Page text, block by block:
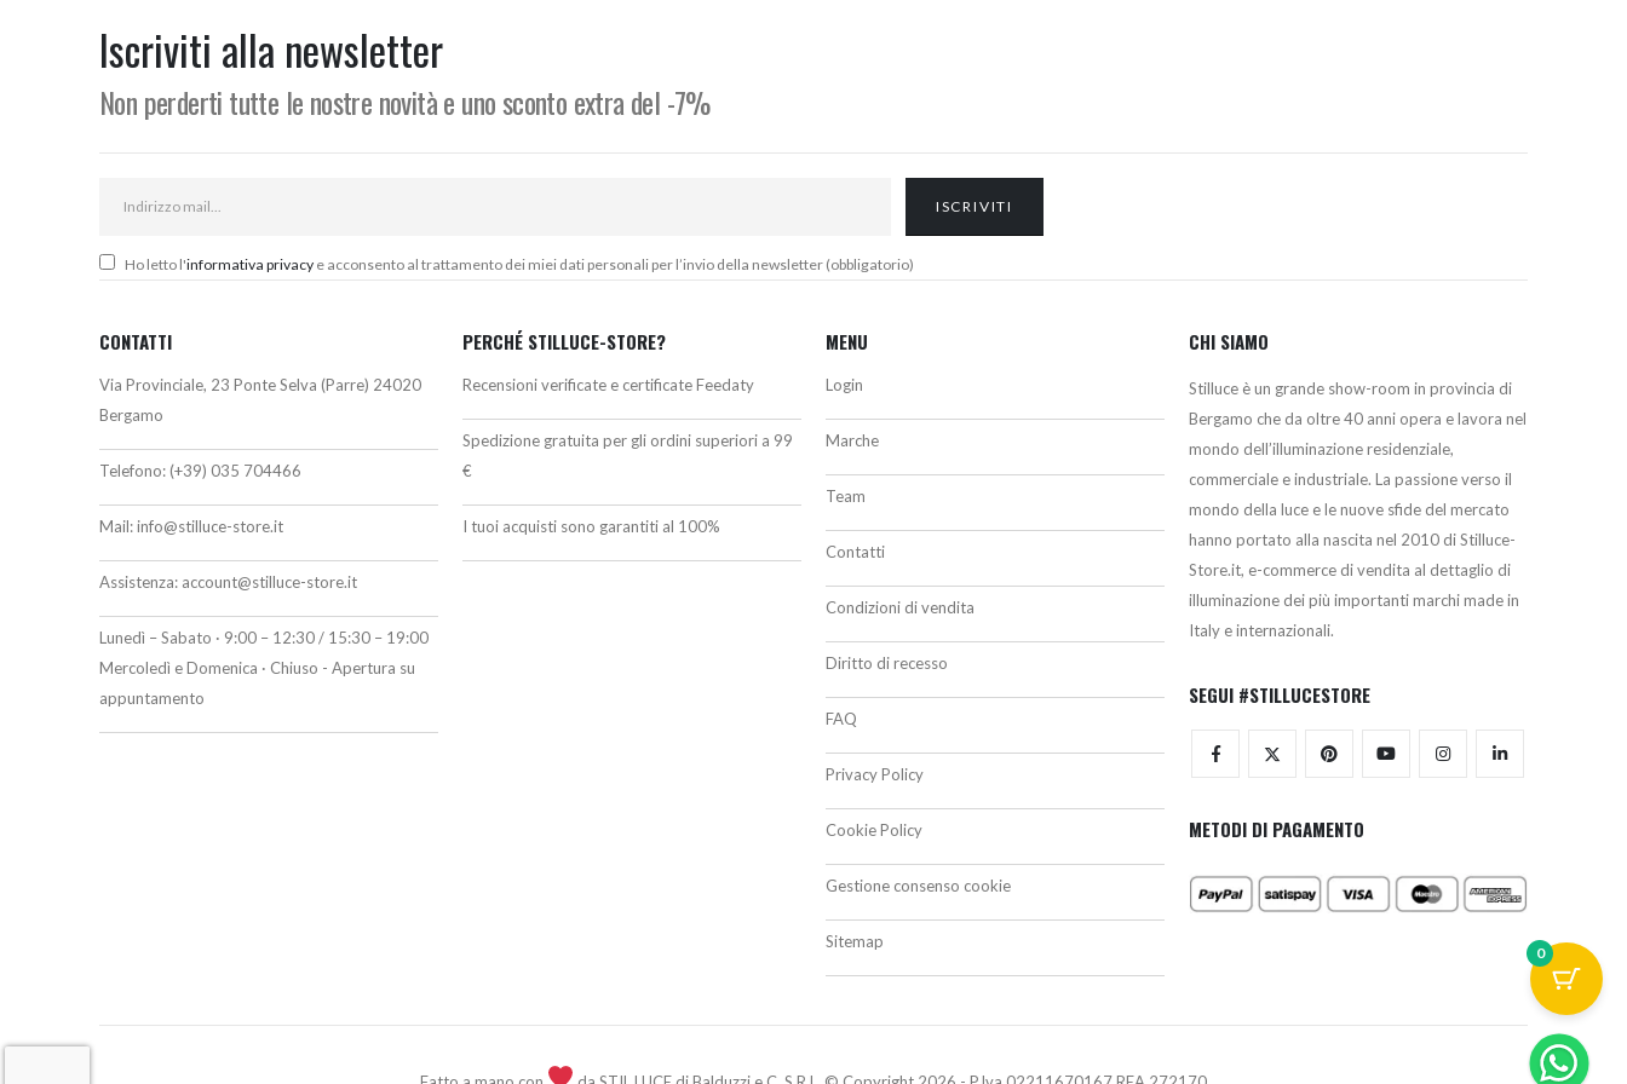
Iscriviti alla newsletter
Non perderti tutte le nostre novità e uno sconto extra del -7%
Ho letto l'informativa privacy e acconsento al trattamento dei miei dati personali per l’invio della newsletter (obbligatorio)
CONTATTI
Via Provinciale, 23 Ponte Selva (Parre) 24020
Bergamo
Telefono: (+39) 035 704466
Mail:info@stilluce-store.it
Assistenza: account@stilluce-store.it
Lunedì – Sabato · 9:00 – 12:30 / 15:30 – 19:00
Mercoledì e Domenica · Chiuso - Apertura su
appuntamento
PERCHÉ STILLUCE-STORE?
Recensioni verificate e certificate Feedaty
Spedizione gratuita per gli ordini superiori a 99
€
I tuoi acquisti sono garantiti al 100%
MENU
Login
Marche
Team
Contatti
Condizioni di vendita
Diritto di recesso
FAQ
Privacy Policy
Cookie Policy
Gestione consenso cookie
Sitemap
CHI SIAMO
Stilluce è un grande show-room in provincia di
Bergamo che da oltre 40 anni opera e lavora nel
mondo dell’illuminazione residenziale,
commerciale e industriale. La passione verso il
mondo della luce e le nuove sfide del mercato
hanno portato alla nascita nel 2010 di Stilluce-
Store.it, e-commerce di vendita al dettaglio di
illuminazione dei più importanti marchi made in
Italy e internazionali.
SEGUI #STILLUCESTORE
METODI DI PAGAMENTO
0